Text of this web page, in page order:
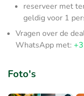
reserveer met
geldig voor 1
Vragen over de
WhatsApp met:
Foto's